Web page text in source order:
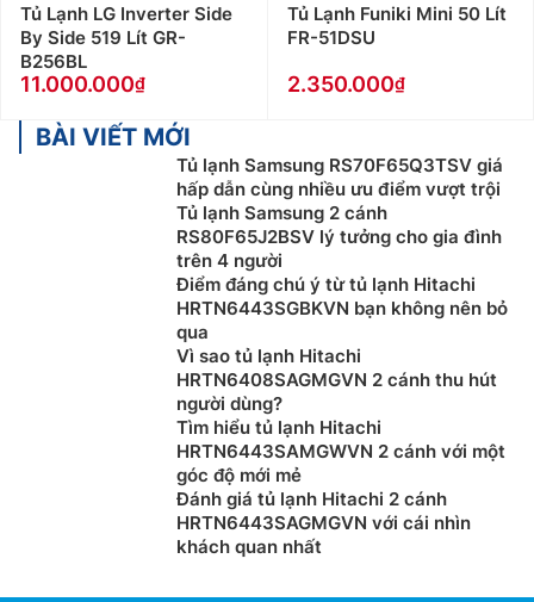
Tủ Lạnh LG Inverter Side
By Side 519 Lít GR-
B256BL
11.000.000
Tủ Lạnh Funiki Mini 50 Lít
FR-51DSU
2.350.000
BÀI VIẾT MỚI
Tủ lạnh Samsung RS70F65Q3TSV giá
hấp dẫn cùng nhiều ưu điểm vượt trội
Tủ lạnh Samsung 2 cánh
RS80F65J2BSV lý tưởng cho gia đình
trên 4 người
Điểm đáng chú ý từ tủ lạnh Hitachi
HRTN6443SGBKVN bạn không nên bỏ
qua
Vì sao tủ lạnh Hitachi
HRTN6408SAGMGVN 2 cánh thu hút
người dùng?
Tìm hiểu tủ lạnh Hitachi
HRTN6443SAMGWVN 2 cánh với một
góc độ mới mẻ
Đánh giá tủ lạnh Hitachi 2 cánh
HRTN6443SAGMGVN với cái nhìn
khách quan nhất